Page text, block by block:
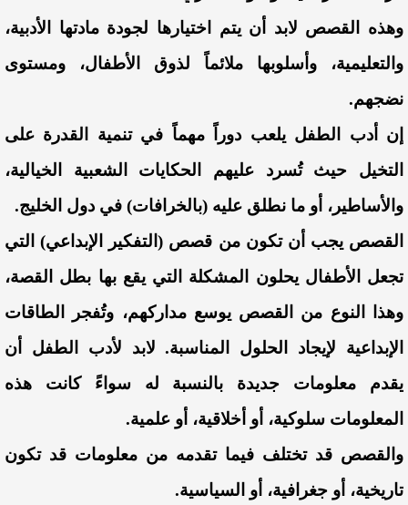
وهذه القصص لابد أن يتم اختيارها لجودة مادتها الأدبية،
والتعليمية، وأسلوبها ملائماً لذوق الأطفال، ومستوى
نضجهم.
إن أدب الطفل يلعب دوراً مهماً في تنمية القدرة على
التخيل حيث تُسرد عليهم الحكايات الشعبية الخيالية،
والأساطير، أو ما نطلق عليه (بالخرافات) في دول الخليج.
القصص يجب أن تكون من قصص (التفكير الإبداعي) التي
تجعل الأطفال يحلون المشكلة التي يقع بها بطل القصة،
وهذا النوع من القصص يوسع مداركهم، وتُفجر الطاقات
الإبداعية لإيجاد الحلول المناسبة. لابد لأدب الطفل أن
يقدم معلومات جديدة بالنسبة له سواءً كانت هذه
المعلومات سلوكية، أو أخلاقية، أو علمية.
والقصص قد تختلف فيما تقدمه من معلومات قد تكون
تاريخية، أو جغرافية، أو السياسية.